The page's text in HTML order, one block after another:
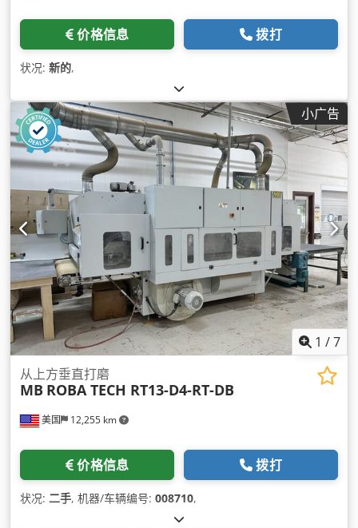
价格信息 拨打
状况: 新的,
小广告
1 /7
美国 12,255 km
从上方垂直打磨
MB ROBA TECH RT13-D4-RT-DB
价格信息 拨打
状况: 二手, 机器/车辆编号: 008710,